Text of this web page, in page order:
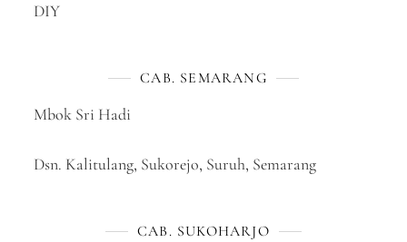
DIY
CAB. SEMARANG
Mbok Sri Hadi
Dsn. Kalitulang, Sukorejo, Suruh, Semarang
CAB. SUKOHARJO